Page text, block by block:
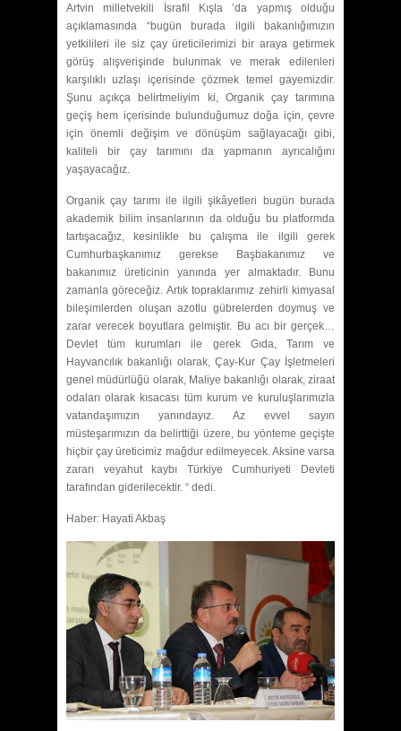
Artvin milletvekili İsrafil Kışla ’da yapmış olduğu
açıklamasında “bugün burada ilgili bakanlığımızın
yetkilileri ile siz çay üreticilerimizi bir araya getirmek
görüş alışverişinde bulunmak ve merak edilenleri
karşılıklı uzlaşı içerisinde çözmek temel gayemizdir.
Şunu açıkça belirtmeliyim ki, Organik çay tarımına
geçiş hem içerisinde bulunduğumuz doğa için, çevre
için önemli değişim ve dönüşüm sağlayacağı gibi,
kaliteli bir çay tarımını da yapmanın ayrıcalığını
yaşayacağız.
Organik çay tarımı ile ilgili şikâyetleri bugün burada
akademik bilim insanlarının da olduğu bu platformda
tartışacağız, kesinlikle bu çalışma ile ilgili gerek
Cumhurbaşkanımız gerekse Başbakanımız ve
bakanımız üreticinin yanında yer almaktadır. Bunu
zamanla göreceğiz. Artık topraklarımız zehirli kimyasal
bileşimlerden oluşan azotlu gübrelerden doymuş ve
zarar verecek boyutlara gelmiştir. Bu acı bir gerçek…
Devlet tüm kurumları ile gerek Gıda, Tarım ve
Hayvancılık bakanlığı olarak, Çay-Kur Çay İşletmeleri
genel müdürlüğü olarak, Maliye bakanlığı olarak, ziraat
odaları olarak kısacası tüm kurum ve kuruluşlarımızla
vatandaşımızın yanındayız. Az evvel sayın
müsteşarımızın da belirttiği üzere, bu yönteme geçişte
hiçbir çay üreticimiz mağdur edilmeyecek. Aksine varsa
zararı veyahut kaybı Türkiye Cumhuriyeti Devleti
tarafından giderilecektir. “ dedi.
Haber: Hayati Akbaş